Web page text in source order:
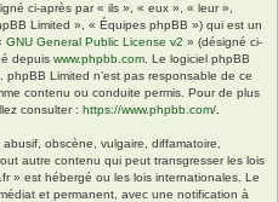
ci-après par « ils », « eux », « leur »,
Limited », « Équipes phpBB ») qui est un
GNU General Public License v2 » (désigné ci-
depuis www.phpbb.com . Le logiciel phpBB
Limited n’est pas responsable de ce
contenu ou conduite permis. Pour de plus
consulter : https://www.phpbb.com/
obscène, vulgaire, diffamatoire,
autre contenu qui peut transgresser les lois
» est hébergé ou les lois internationales. Le
et permanent, avec une notification à